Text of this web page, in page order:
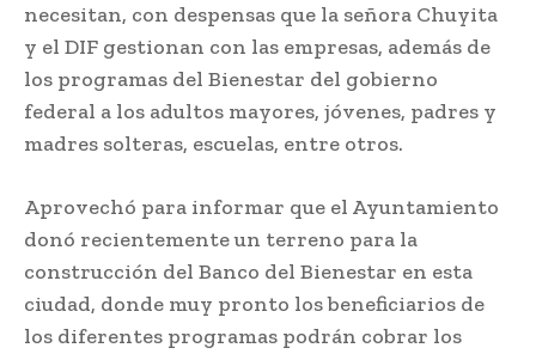
necesitan, con despensas que la señora Chuyita
y el DIF gestionan con las empresas, además de
los programas del Bienestar del gobierno
federal a los adultos mayores, jóvenes, padres y
madres solteras, escuelas, entre otros.
Aprovechó para informar que el Ayuntamiento
donó recientemente un terreno para la
construcción del Banco del Bienestar en esta
ciudad, donde muy pronto los beneficiarios de
los diferentes programas podrán cobrar los